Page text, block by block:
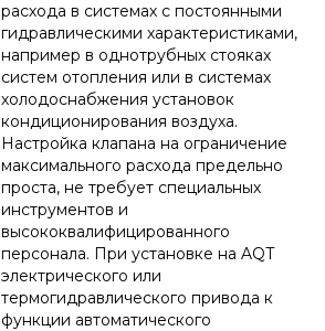
расхода в системах с постоянными
гидравлическими характеристиками,
например в однотрубных стояках
систем отопления или в системах
холодоснабжения установок
кондиционирования воздуха.
Настройка клапана на ограничение
максимального расхода предельно
проста, не требует специальных
инструментов и
высококвалифицированного
персонала. При установке на AQТ
электрического или
термогидравлического привода к
функции автоматического